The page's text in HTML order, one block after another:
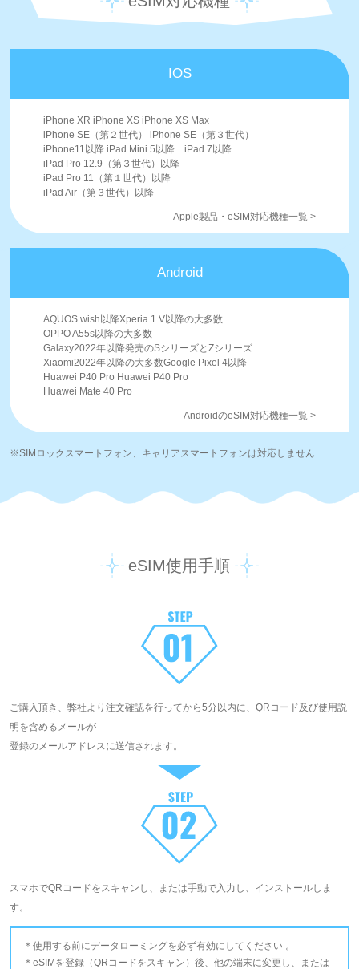
IOS
iPhone XR iPhone XS iPhone XS Max
iPhone SE（第２世代） iPhone SE（第３世代）
iPhone11以降 iPad Mini 5以降 iPad 7以降
iPad Pro 12.9（第３世代）以降
iPad Pro 11（第１世代）以降
iPad Air（第３世代）以降
Apple製品・eSIM対応機種一覧 >
Android
AQUOS wish以降Xperia 1 V以降の大多数
OPPO A55s以降の大多数
Galaxy2022年以降発売のSシリーズとZシリーズ
Xiaomi2022年以降の大多数Google Pixel 4以降
Huawei P40 Pro Huawei P40 Pro
Huawei Mate 40 Pro
AndroidのeSIM対応機種一覧 >
※SIMロックスマートフォン、キャリアスマートフォンは対応しません
eSIM使用手順
ご購入頂き、弊社より注文確認を行ってから5分以内に、QRコード及び使用説
明を含めるメールが
登録のメールアドレスに送信されます。
スマホでQRコードをスキャンし、または手動で入力し、インストールしま
す。
使用する前にデータローミングを必ず有効にしてください 。
eSIMを登録（QRコードをスキャン）後、他の端末に変更し、または